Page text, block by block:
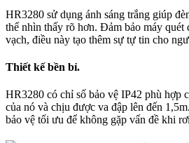
HR3280 sử dụng ánh sáng trắng giúp
thể nhìn thấy rõ hơn. Đảm bảo máy quét
vạch, điều này tạo thêm sự tự tin cho
Thiết kế bền bỉ.
HR3280 có chỉ số bảo vệ IP42 phù hợp
của nó và chịu được va đập lên đến
bảo vệ tối ưu để không gặp vấn đề khi